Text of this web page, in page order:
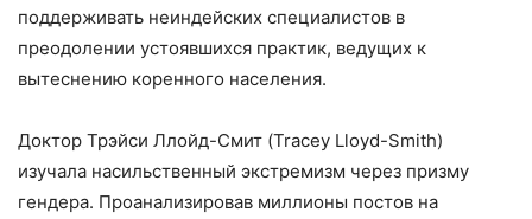
поддерживать неиндейских специалистов в
преодолении устоявшихся практик, ведущих к
вытеснению коренного населения.
Доктор Трэйси Ллойд-Смит (Tracey Lloyd-Smith)
изучала насильственный экстремизм через призму
гендера. Проанализировав миллионы постов на